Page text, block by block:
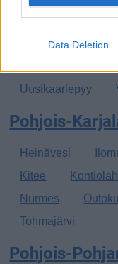
Data Deletion
Kaskinen
Kruunupyy
Uusikaarlepyy
Pohjois-
Heinävesi
Kitee
Nurmes
Tohmajärvi
Pohjois-